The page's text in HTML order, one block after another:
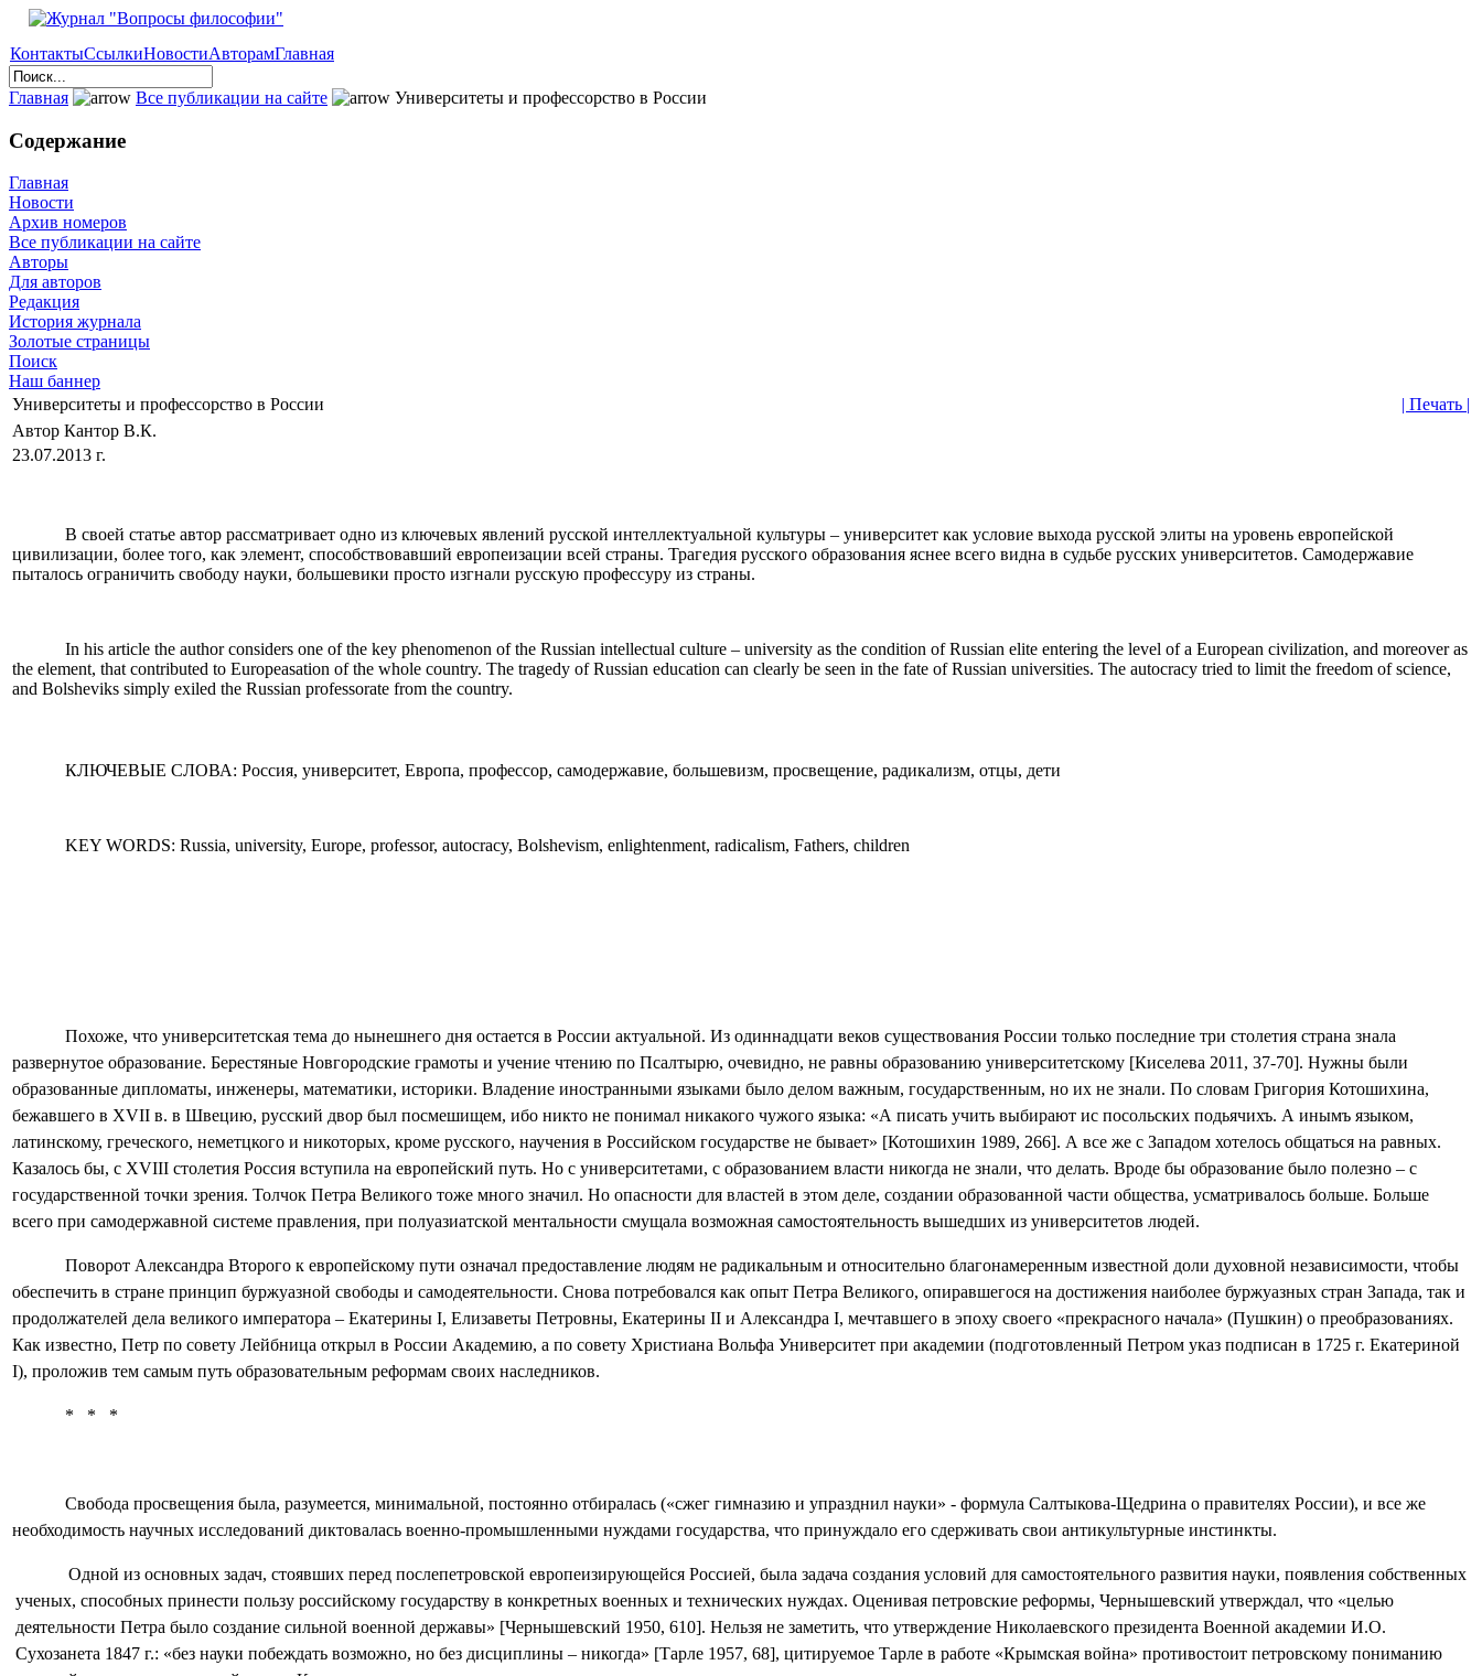
КонтактыСсылкиНовостиАвторамГлавная
Главная Все публикации на сайте Университеты и профессорство в России
Содержание
Главная
Новости
Архив номеров
Все публикации на сайте
Авторы
Для авторов
Редакция
История журнала
Золотые страницы
Поиск
Наш баннер
Университеты и профессорство в России
| Печать |
Автор Кантор В.К.
23.07.2013 г.
В своей статье автор рассматривает одно из ключевых явлений русской интеллектуальной культуры – университет как условие выхода русской элиты на уровень европейской
цивилизации, более того, как элемент, способствовавший европеизации всей страны. Трагедия русского образования яснее всего видна в судьбе русских университетов. Самодержавие
пыталось ограничить свободу науки, большевики просто изгнали русскую профессуру из страны.
In his article the author considers one of the key phenomenon of the Russian intellectual culture – university as the condition of Russian elite entering the level of a European civilization, and moreover as
the element, that contributed to Europeasation of the whole country. The tragedy of Russian education can clearly be seen in the fate of Russian universities. The autocracy tried to limit the freedom of science,
and Bolsheviks simply exiled the Russian professorate from the country.
КЛЮЧЕВЫЕ СЛОВА: Россия, университет, Европа, профессор, самодержавие, большевизм, просвещение, радикализм, отцы, дети
KEY WORDS: Russia, university, Europe, professor, autocracy, Bolshevism, enlightenment, radicalism, Fathers, children
Похоже, что университетская тема до нынешнего дня остается в России актуальной. Из одиннадцати веков существования России только последние три столетия страна знала
развернутое образование. Берестяные Новгородские грамоты и учение чтению по Псалтырю, очевидно, не равны образованию университетскому [Киселева 2011, 37-70]. Нужны были
образованные дипломаты, инженеры, математики, историки. Владение иностранными языками было делом важным, государственным, но их не знали. По словам Григория Котошихина,
бежавшего в XVII в. в Швецию, русский двор был посмешищем, ибо никто не понимал никакого чужого языка: «А писать учить выбирают ис посольских подьячихъ. А инымъ языком,
латинскому, греческого, неметцкого и никоторых, кроме русского, научения в Российском государстве не бывает» [Котошихин 1989, 266]. А все же с Западом хотелось общаться на равных.
Казалось бы, с XVIII столетия Россия вступила на европейский путь. Но с университетами, с образованием власти никогда не знали, что делать. Вроде бы образование было полезно – с
государственной точки зрения. Толчок Петра Великого тоже много значил. Но опасности для властей в этом деле, создании образованной части общества, усматривалось больше. Больше
всего при самодержавной системе правления, при полуазиатской ментальности смущала возможная самостоятельность вышедших из университетов людей.
Поворот Александра Второго к европейскому пути означал предоставление людям не радикальным и относительно благонамеренным известной доли духовной независимости, чтобы
обеспечить в стране принцип буржуазной свободы и самодеятельности. Снова потребовался как опыт Петра Великого, опиравшегося на достижения наиболее буржуазных стран Запада, так и
продолжателей дела великого императора – Екатерины I, Елизаветы Петровны, Екатерины II и Александра I, мечтавшего в эпоху своего «прекрасного начала» (Пушкин) о преобразованиях.
Как известно, Петр по совету Лейбница открыл в России Академию, а по совету Христиана Вольфа Университет при академии (подготовленный Петром указ подписан в 1725 г. Екатериной
I), проложив тем самым путь образовательным реформам своих наследников.
* * *
Свобода просвещения была, разумеется, минимальной, постоянно отбиралась («сжег гимназию и упразднил науки» - формула Салтыкова-Щедрина о правителях России), и все же
необходимость научных исследований диктовалась военно-промышленными нуждами государства, что принуждало его сдерживать свои антикультурные инстинкты.
Одной из основных задач, стоявших перед послепетровской европеизирующейся Россией, была задача создания условий для самостоятельного развития науки, появления собственных
ученых, способных принести пользу российскому государству в конкретных военных и технических нуждах. Оценивая петровские реформы, Чернышевский утверждал, что «целью
деятельности Петра было создание сильной военной державы» [Чернышевский 1950, 610]. Нельзя не заметить, что утверждение Николаевского президента Военной академии И.О.
Сухозанета 1847 г.: «без науки побеждать возможно, но без дисциплины – никогда» [Тарле 1957, 68], цитируемое Тарле в работе «Крымская война» противостоит петровскому пониманию